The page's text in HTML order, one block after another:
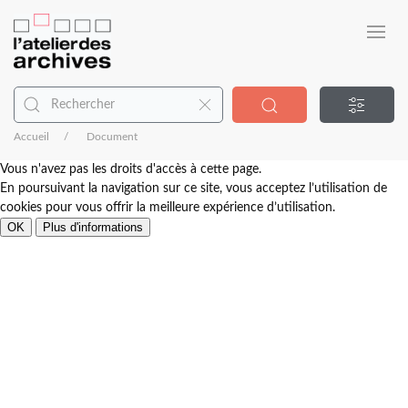
Accueil Document
Vous n'avez pas les droits d'accès à cette page.
En poursuivant la navigation sur ce site, vous acceptez l’utilisation de
cookies pour vous offrir la meilleure expérience d’utilisation.
OK Plus d'informations